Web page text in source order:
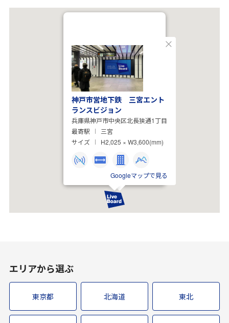
神戸市営地下鉄 三宮エント
ランスビジョン
兵庫県神戸市中央区北長狭通1丁目
最寄駅
三宮
サイズ
H2,025 × W3,600(mm)
Googleマップで見る
エリアから選ぶ
東京都 北海道 東北